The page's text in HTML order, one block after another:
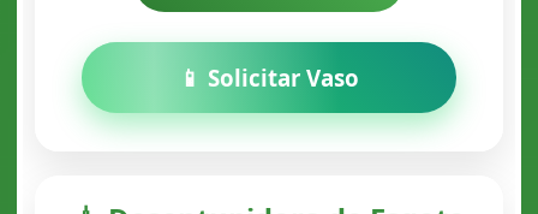
📱 Solicitar Vaso